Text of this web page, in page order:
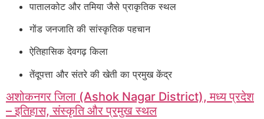
पातालकोट और तमिया जैसे प्राकृतिक स्थल
गोंड जनजाति की सांस्कृतिक पहचान
ऐतिहासिक देवगढ़ किला
तेंदूपत्ता और संतरे की खेती का प्रमुख केंद्र
अशोकनगर जिला (Ashok Nagar District), मध्य प्रदेश
– इतिहास, संस्कृति और प्रमुख स्थल